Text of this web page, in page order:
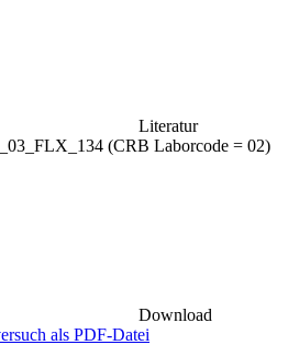
Literatur
(CRB Laborcode = 02)
Download
als PDF-Datei